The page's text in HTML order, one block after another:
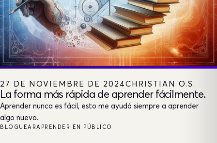
27 DE NOVIEMBRE DE 2024CHRISTIAN O.S.
La forma más rápida de aprender fácilmente.
Aprender nunca es fácil, esto me ayudó siempre a aprender
algo nuevo.
BLOGUEARAPRENDER EN PÚBLICO